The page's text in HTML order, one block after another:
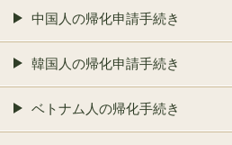
中国人の帰化申請手続き
韓国人の帰化申請手続き
ベトナム人の帰化手続き